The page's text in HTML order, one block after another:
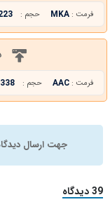
فرمت : MKA حجم : 223
فرمت : AAC حجم : 338 مگابایت
جهت ارسال
39 دیدگاه